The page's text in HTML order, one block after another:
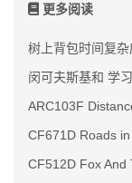
更多阅读
树上背包时间复杂
闵可夫斯基和 学
ARC103F
CF671D Roads
CF512D Fox And